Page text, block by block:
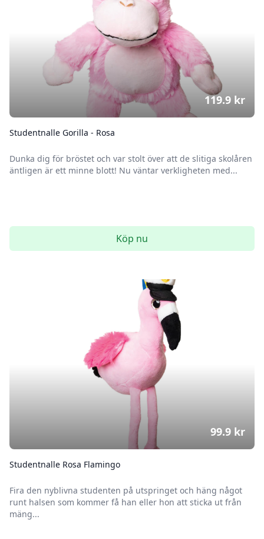
Studentnalle Gorilla - Rosa
Dunka dig för bröstet och var stolt över att de slitiga skolåren
äntligen är ett minne blott! Nu väntar verkligheten med...
119.9 kr
Köp nu
Studentnalle Rosa Flamingo
Fira den nyblivna studenten på utspringet och häng något
runt halsen som kommer få han eller hon att sticka ut från
mäng...
99.9 kr